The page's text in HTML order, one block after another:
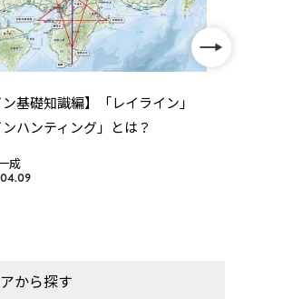
ン基礎知識編】「レイライン」
ンハンティング」とは？
成
から探す